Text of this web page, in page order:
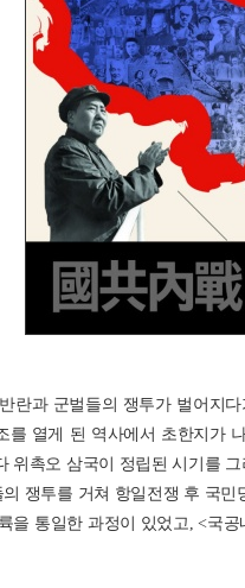
란과 군벌들의 쟁투가 벌어지
를 열게 된 역사에서 초한지가
위촉오 삼국이 정립된 시기를
쟁투를 거쳐 항일전쟁 후 국
을 통일한 과정이 있었고, <국